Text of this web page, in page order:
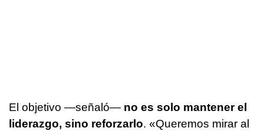
El objetivo —señaló— no es solo mantener el
liderazgo, sino reforzarlo. «Queremos mirar al